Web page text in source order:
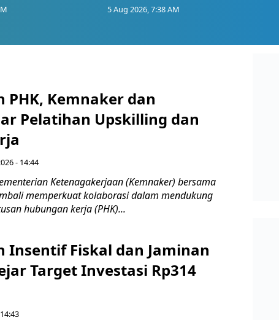
5 Aug 2026, 7:38 AM
PHK, Kemnaker dan
Pelatihan Upskilling dan
- 14:44
Ketenagakerjaan (Kemnaker) bersama
memperkuat kolaborasi dalam mendukung
hubungan kerja (PHK)...
Insentif Fiskal dan Jaminan
Target Investasi Rp314